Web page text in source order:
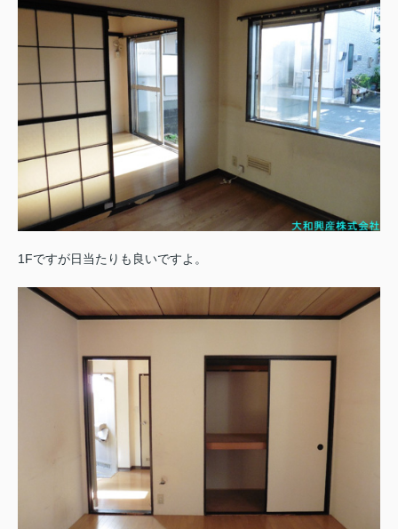
1Fですが日当たりも良いですよ。